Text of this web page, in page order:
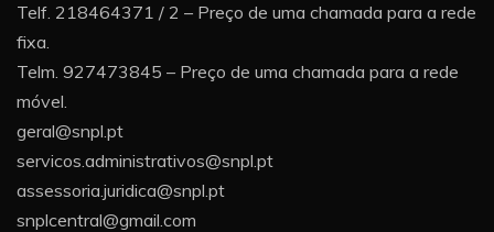
Telf. 218464371 / 2 – Preço de uma chamada para a rede
fixa.
Telm. 927473845 – Preço de uma chamada para a rede
móvel.
geral@snpl.pt
servicos.administrativos@snpl.pt
assessoria.juridica@snpl.pt
snplcentral@gmail.com